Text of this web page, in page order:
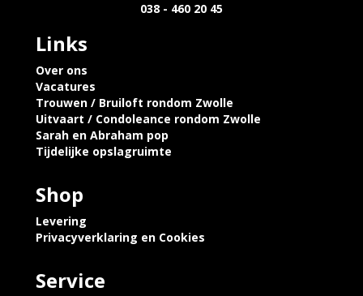
038 - 460 20 45
Links
Over ons
Vacatures
Trouwen / Bruiloft rondom Zwolle
Uitvaart / Condoleance rondom Zwolle
Sarah en Abraham pop
Tijdelijke opslagruimte
Shop
Levering
Privacyverklaring en Cookies
Service